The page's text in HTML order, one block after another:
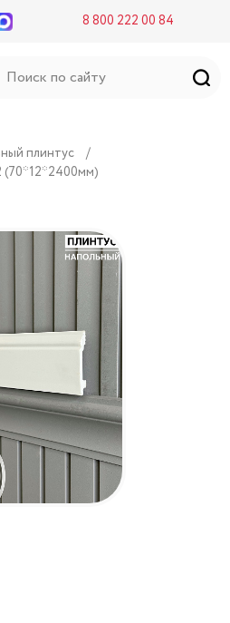
8 800 222 00 84
плинтус
/
(70*12*2400мм)